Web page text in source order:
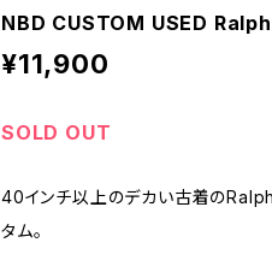
NBD CUSTOM USED
¥11,900
SOLD OUT
40インチ以上のデカい古着の
タム。